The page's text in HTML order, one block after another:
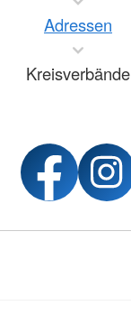
Adressen
Kreisverbände